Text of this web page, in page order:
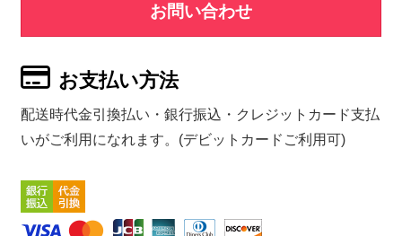
お問い合わせ
お支払い方法
配送時代金引換払い・銀行振込・クレジットカード支払
いがご利用になれます。(デビットカードご利用可)